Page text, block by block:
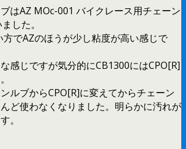
はAZ MOc-001 バイクレース用チェーン
した。
方でAZのほうが少し粘度が高い感じで
感じですが気分的にCB1300にはCPO[R]
ルブからCPO[R]に変えてからチェーン
ど使わなくなりました。明らかに汚れが
。